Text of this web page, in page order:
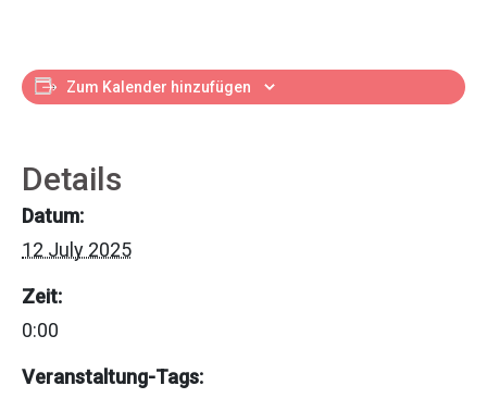
Zum Kalender hinzufügen
Details
Datum:
12 July 2025
Zeit:
0:00
Veranstaltung-Tags: